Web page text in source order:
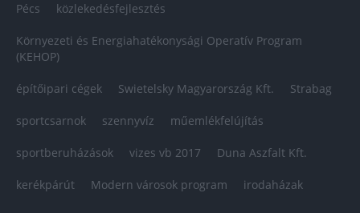
Pécs közlekedésfejlesztés
Környezeti és Energiahatékonysági Operatív Program
(KEHOP)
építőipari cégek Swietelsky Magyarország Kft. Strabag
sportcsarnok szennyvíz műemlékfelújítás
sportberuházások vizes vb 2017 Duna Aszfalt Kft.
kerékpárút Modern városok program irodaházak